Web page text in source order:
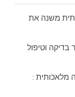
משנה את
בדיקה וטיפול
מלאכותית :